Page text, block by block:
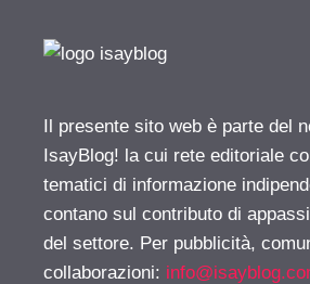
Il presente sito web è parte del
IsayBlog! la cui rete editoriale
tematici di informazione
contano sul contributo di
del settore. Per pubblicità,
collaborazioni: